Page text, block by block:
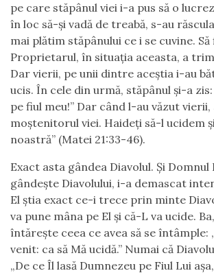
pe care stăpânul viei i-a pus să o
în loc să-și vadă de treabă, s-au
mai plătim stăpânului ce i se cuvine.
Proprietarul, în situația aceasta, a
Dar vierii, pe unii dintre aceștia i-au
ucis. În cele din urmă, stăpânul și-a
pe fiul meu!” Dar când l-au văzut vierii,
moștenitorul viei. Haideți să-l ucidem
noastră” (Matei 21:33-46).
Exact asta gândea Diavolul. Și Domnul
gândește Diavolului, i-a demascat
El știa exact ce-i trece prin minte
va pune mâna pe El și că-L va ucide.
întărește ceea ce avea să se întâmple:
venit: ca să Mă ucidă.” Numai că
„De ce Îl lasă Dumnezeu pe Fiul Lui